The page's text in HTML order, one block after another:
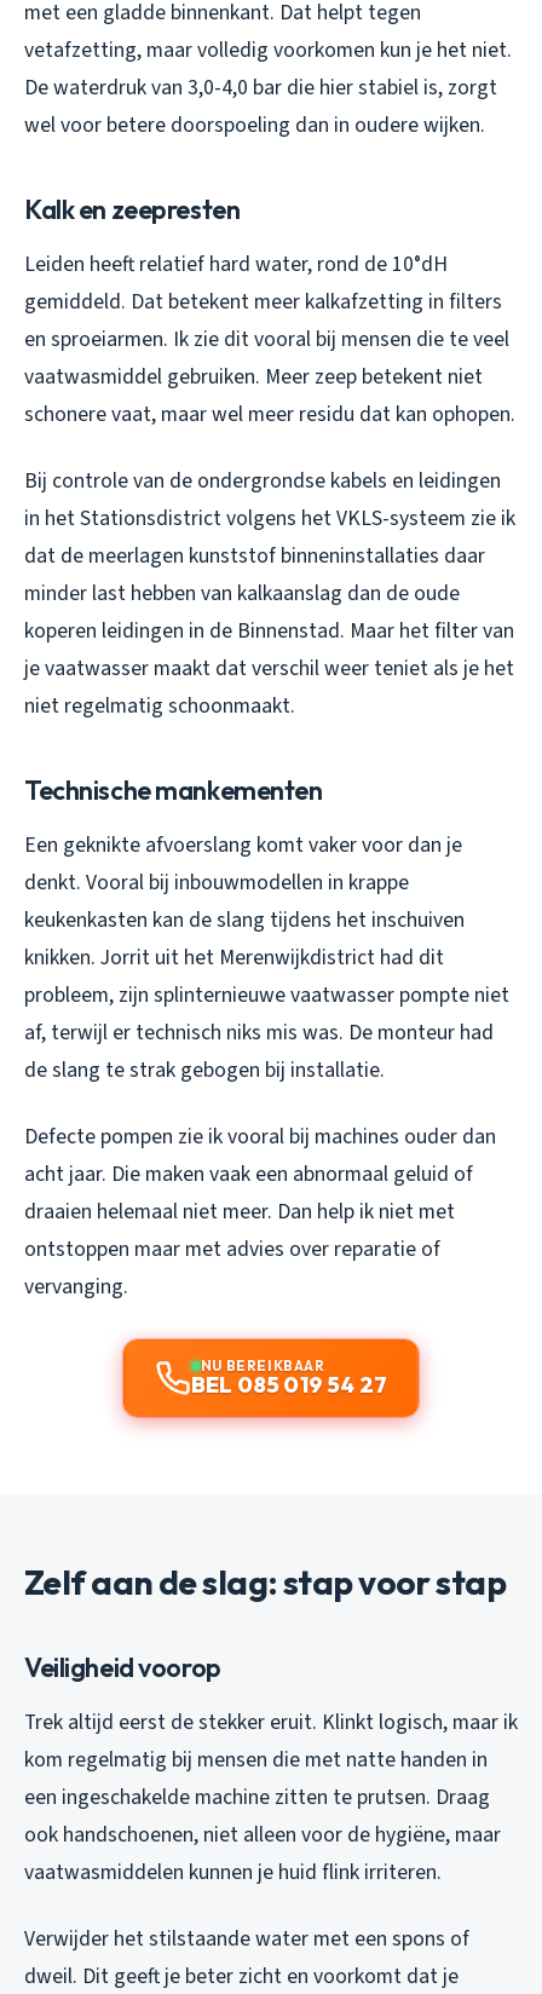
met een gladde binnenkant. Dat helpt tegen
vetafzetting, maar volledig voorkomen kun je het niet.
De waterdruk van 3,0-4,0 bar die hier stabiel is, zorgt
wel voor betere doorspoeling dan in oudere wijken.
Kalk en zeepresten
Leiden heeft relatief hard water, rond de 10°dH
gemiddeld. Dat betekent meer kalkafzetting in filters
en sproeiarmen. Ik zie dit vooral bij mensen die te veel
vaatwasmiddel gebruiken. Meer zeep betekent niet
schonere vaat, maar wel meer residu dat kan ophopen.
Bij controle van de ondergrondse kabels en leidingen
in het Stationsdistrict volgens het VKLS-systeem zie ik
dat de meerlagen kunststof binneninstallaties daar
minder last hebben van kalkaanslag dan de oude
koperen leidingen in de Binnenstad. Maar het filter van
je vaatwasser maakt dat verschil weer teniet als je het
niet regelmatig schoonmaakt.
Technische mankementen
Een geknikte afvoerslang komt vaker voor dan je
denkt. Vooral bij inbouwmodellen in krappe
keukenkasten kan de slang tijdens het inschuiven
knikken. Jorrit uit het Merenwijkdistrict had dit
probleem, zijn splinternieuwe vaatwasser pompte niet
af, terwijl er technisch niks mis was. De monteur had
de slang te strak gebogen bij installatie.
Defecte pompen zie ik vooral bij machines ouder dan
acht jaar. Die maken vaak een abnormaal geluid of
draaien helemaal niet meer. Dan help ik niet met
ontstoppen maar met advies over reparatie of
vervanging.
NU BEREIKBAAR
BEL 085 019 54 27
Zelf aan de slag: stap voor stap
Veiligheid voorop
Trek altijd eerst de stekker eruit. Klinkt logisch, maar ik
kom regelmatig bij mensen die met natte handen in
een ingeschakelde machine zitten te prutsen. Draag
ook handschoenen, niet alleen voor de hygiëne, maar
vaatwasmiddelen kunnen je huid flink irriteren.
Verwijder het stilstaande water met een spons of
dweil. Dit geeft je beter zicht en voorkomt dat je